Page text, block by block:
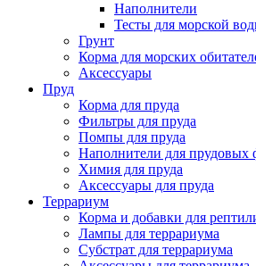
Наполнители
Тесты для морской
Грунт
Корма для морских
Аксессуары
Пруд
Корма для пруда
Фильтры для пруда
Помпы для пруда
Наполнители для прудовых
Химия для пруда
Аксессуары для пруда
Террариум
Корма и добавки для
Лампы для террариума
Субстрат для террариума